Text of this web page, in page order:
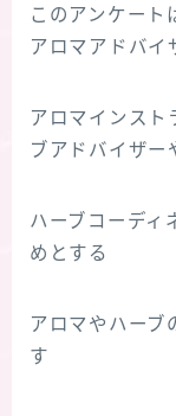
このアンケート
アロマアドバイ
アロマインスト
ブアドバイザー
ハーブコーディ
めとする
アロマやハーブ
す